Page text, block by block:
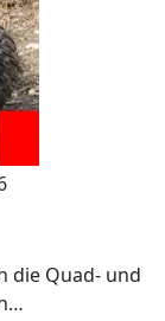
die Quad- und